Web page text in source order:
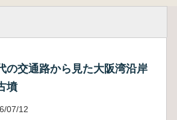
の交通路から見た大阪湾沿岸
墳
07/12